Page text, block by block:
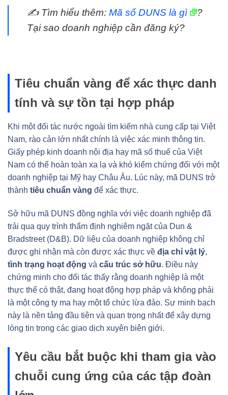
✍️ Tìm hiểu thêm: Mã số DUNS là gì
?
Tại sao doanh nghiệp cần đăng ký?
Tiêu chuẩn vàng để xác thực danh
tính và sự tồn tại hợp pháp
Khi một đối tác nước ngoài tìm kiếm nhà cung cấp tại Việt
Nam, rào cản lớn nhất chính là việc xác minh thông tin.
Giấy phép kinh doanh nội địa hay mã số thuế của Việt
Nam có thể hoàn toàn xa lạ và khó kiểm chứng đối với một
doanh nghiệp tại Mỹ hay Châu Âu. Lúc này, mã DUNS trở
thành tiêu chuẩn vàng để xác thực.
Sở hữu mã DUNS đồng nghĩa với việc doanh nghiệp đã
trải qua quy trình thẩm định nghiêm ngặt của Dun &
Bradstreet (D&B). Dữ liệu của doanh nghiệp không chỉ
được ghi nhận mà còn được xác thực về địa chỉ vật lý,
tình trạng hoạt động và cấu trúc sở hữu. Điều này
chứng minh cho đối tác thấy rằng doanh nghiệp là một
thực thể có thật, đang hoạt động hợp pháp và không phải
là một công ty ma hay một tổ chức lừa đảo. Sự minh bạch
này là nền tảng đầu tiên và quan trọng nhất để xây dựng
lòng tin trong các giao dịch xuyên biên giới.
Yêu cầu bắt buộc khi tham gia vào
chuỗi cung ứng của các tập đoàn